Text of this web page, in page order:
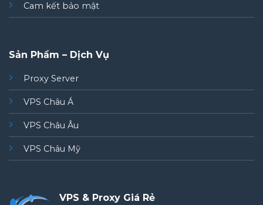
Cam kết bảo mật
Sản Phẩm – Dịch Vụ
Proxy Server
VPS Châu Á
VPS Châu Âu
VPS Châu Mỹ
VPS & Proxy Giá Rẻ